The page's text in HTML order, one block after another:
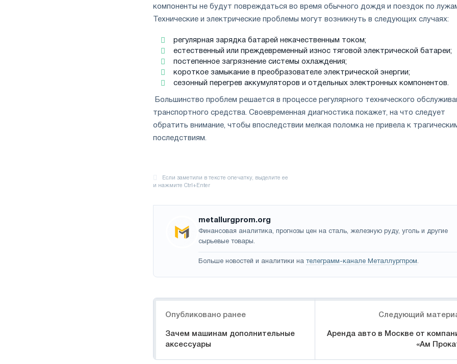
компоненты не будут повреждаться во время обычного дождя и поездок по
Технические и электрические проблемы могут возникнуть в следующих случаях:
регулярная зарядка батарей некачественным током;
естественный или преждевременный износ тяговой электрической батареи;
постепенное загрязнение системы охлаждения;
короткое замыкание в преобразователе электрической энергии;
сезонный перегрев аккумуляторов и отдельных электронных компонентов.
Большинство проблем решается в процессе регулярного технического
транспортного средства. Своевременная диагностика покажет, на что следует
обратить внимание, чтобы впоследствии мелкая поломка не привела к
последствиям.
metallurgprom.org
Финансовая аналитика, прогнозы цен на сталь, железную руду, уголь и другие
сырьевые товары.
Больше новостей и аналитики на телеграмм-канале Металлургпром.
Опубликовано ранее
Зачем машинам дополнительные
аксессуары
Следующий
Аренда авто в Москве от
«Ам